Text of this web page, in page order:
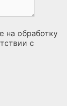
на обработку
с